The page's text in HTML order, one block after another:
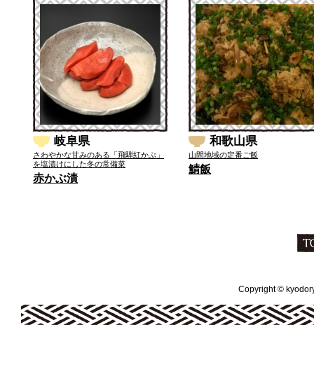
岐阜県
さわやかな甘みのある「飛騨紅かぶ」
を塩漬けにした冬の常備菜
赤かぶ漬
和歌山県
山間地域の定番ご飯
鯖飯
Copyright ©